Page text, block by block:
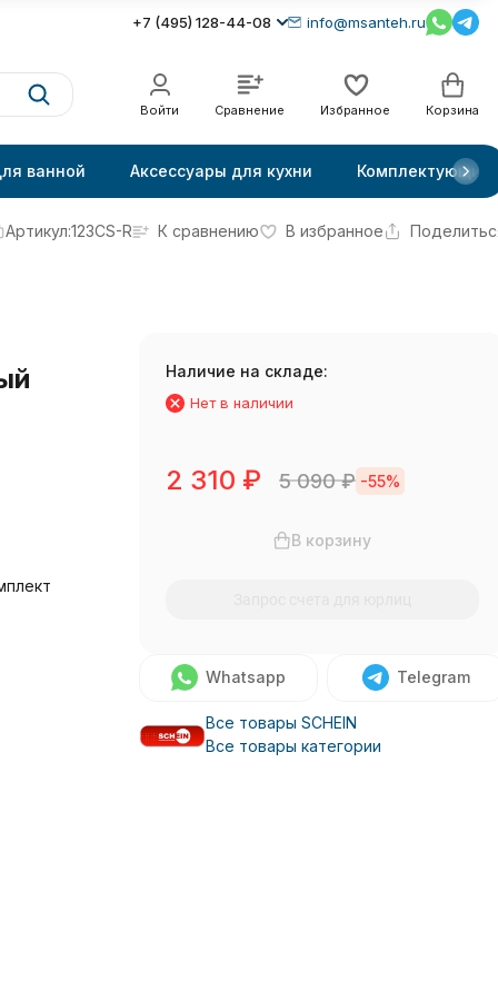
+7 (495) 128-44-08 info@msanteh.ru
Войти Сравнение Избранное Корзина
ванной Аксессуары для кухни Комплектующие
Артикул:123CS-R К сравнению В избранное
Наличие на складе:
Нет в наличии
2 310 ₽ 5 090₽ -55%
В корзину
Whatsapp Telegram
Все товары SCHEIN
Все товары категории